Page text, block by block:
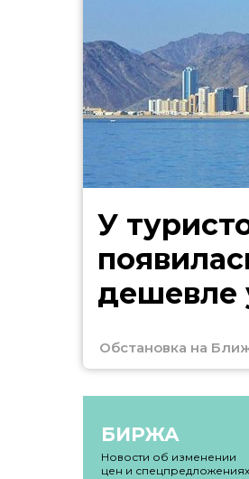
У
дешевле
Обстановка на
БИРЖА
Новости об изменении
цен и спецпредложениях